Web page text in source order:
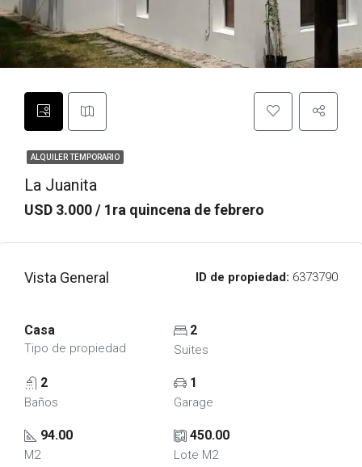
ALQUILER TEMPORARIO
La Juanita
USD 3.000 / 1ra quincena de febrero
Vista General ID de propiedad: 6373790
Casa
Tipo de propiedad
2
Suites
2
Baños
1
Garage
94.00
M2
450.00
Lote M2